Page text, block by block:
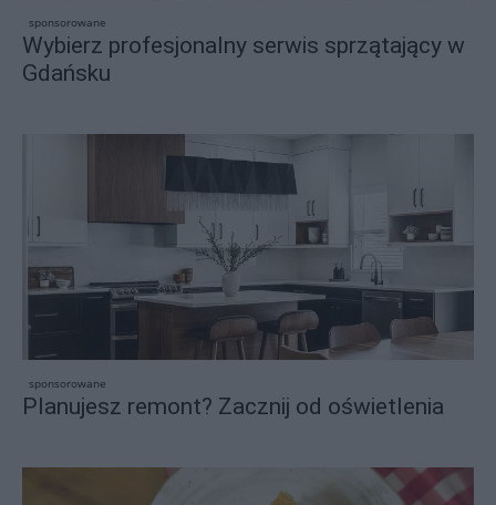
sponsorowane
Wybierz profesjonalny serwis sprzątający w
Gdańsku
sponsorowane
Planujesz remont? Zacznij od oświetlenia